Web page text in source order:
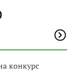
конкурс